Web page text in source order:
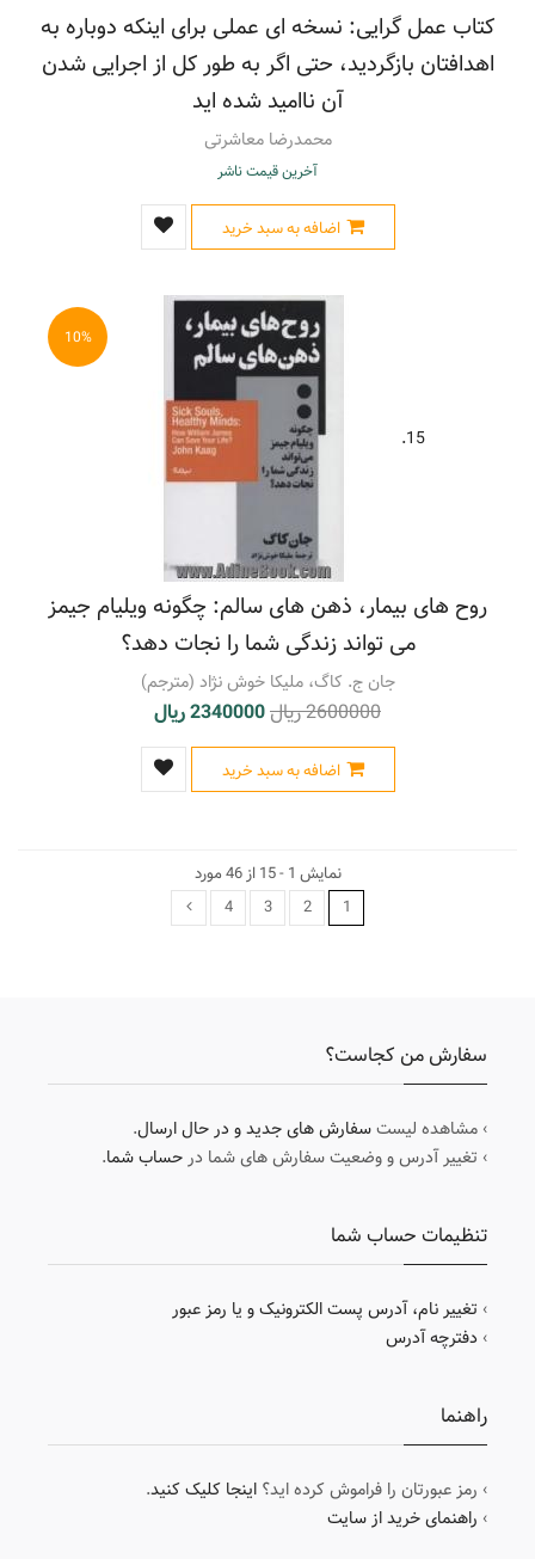
کتاب عمل گرایی: نسخه ای عملی برای اینکه دوباره به
اهدافتان بازگردید، حتی اگر به طور کل از اجرایی شدن
آن ناامید شده اید
محمدرضا معاشرتی
آخرین قیمت ناشر
اضافه به سبد خرید
10%
15.
روح های بیمار، ذهن های سالم: چگونه ویلیام جیمز
می تواند زندگی شما را نجات دهد؟
جان ج. کاگ، ملیکا خوش نژاد (مترجم)
2600000 ریال 2340000 ریال
اضافه به سبد خرید
نمایش 1 - 15 از 46 مورد
4
3 2 1
سفارش من کجاست؟
› مشاهده لیستسفارش های جدید و در حال ارسال.
› تغییر آدرس و وضعیت سفارش های شما درحساب شما.
تنظیمات حساب شما
› تغییر نام، آدرس پست الکترونیک و یا رمز عبور
› دفترچه آدرس
راهنما
› رمز عبورتان را فراموش کرده اید؟ اینجا کلیک کنید.
› راهنمای خرید از سایت